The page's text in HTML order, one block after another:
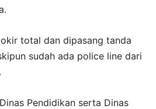
total dan dipasang tanda
sudah ada police line dari
Pendidikan serta Dinas